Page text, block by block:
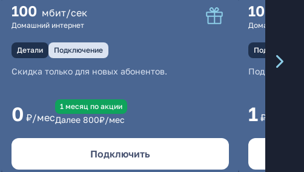
100 мбит/сек
Домашний интернет
Детали Подключение
Скидка только для новых абонентов.
0 ₽/мес
1 месяц по акции
Далее 800₽/мес
Подключить
100
Домашний
Подключение
1 ₽/мес